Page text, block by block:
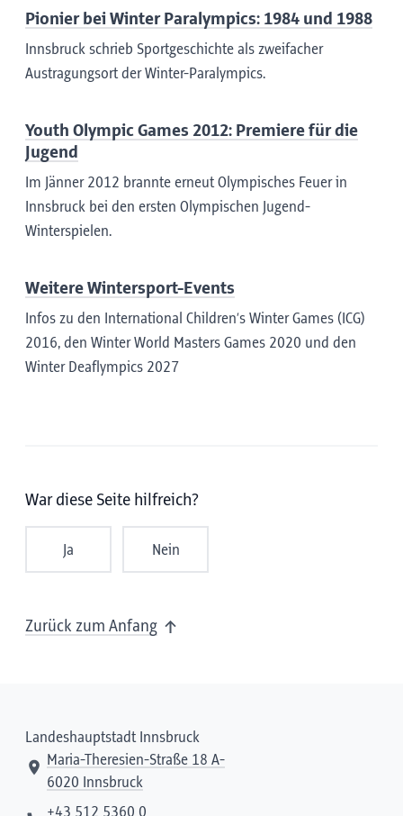
Pionier bei Winter Paralympics: 1984 und 1988
Innsbruck schrieb Sportgeschichte als zweifacher
Austragungsort der Winter-Paralympics.
Youth Olympic Games 2012: Premiere für die
Jugend
Im Jänner 2012 brannte erneut Olympisches Feuer in
Innsbruck bei den ersten Olympischen Jugend-
Winterspielen.
Weitere Wintersport-Events
Infos zu den International Children’s Winter Games (ICG)
2016, den Winter World Masters Games 2020 und den
Winter Deaflympics 2027
War diese Seite hilfreich?
Ja Nein
Zurück zum Anfang
Landeshauptstadt Innsbruck
Maria-Theresien-Straße 18 A-
6020 Innsbruck
+43 512 5360 0